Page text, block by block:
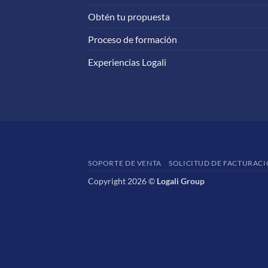
Obtén tu propuesta
Proceso de formación
Experiencias Logali
SOPORTE DE VENTA SOLICITUD DE
Copyright 2026 © Logali Group